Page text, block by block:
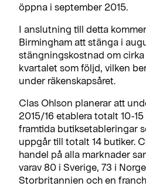
öppna i september 2015.
I anslutning till detta
Birmingham att stänga i
stängningskostnad om cirka
kvartalet som följd, vilken
under räkenskapsåret.
Clas Ohlson planerar att
2015/16 etablera totalt 10-
framtida butiksetableringar
uppgår till totalt 14 butiker.
handel på alla marknader
varav 80 i Sverige, 73 i
Storbritannien och en